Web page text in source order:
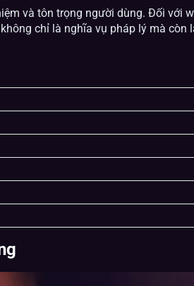
và tôn trọng người dùng. Đối với
chỉ là nghĩa vụ pháp lý mà